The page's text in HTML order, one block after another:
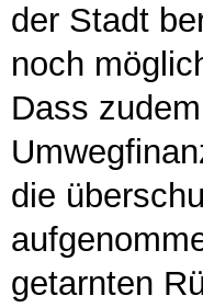
der Stadt
noch
Dass
die
getarnten